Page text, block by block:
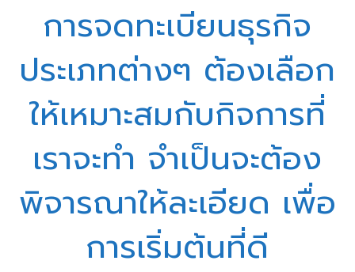
การจดทะเบียนธุรกิจ
ประเภทต่างๆ ต้องเลือก
ให้เหมาะสมกับกิจการที่
เราจะทำ จำเป็นจะต้อง
พิจารณาให้ละเอียด เพื่อ
การเริ่มต้นที่ดี